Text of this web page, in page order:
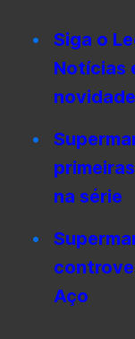
Siga o
Notícias
na série
Aço